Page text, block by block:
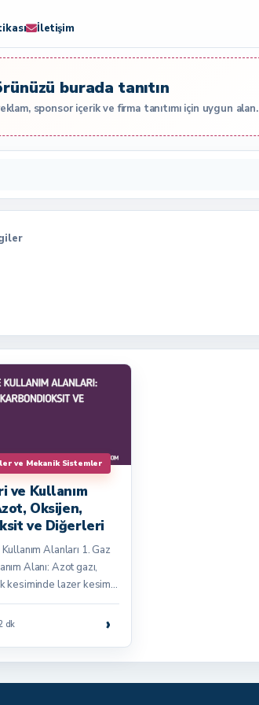
İletişim
burada tanıtın
sponsor içerik ve firma tanıtımı için uygun alan.
ve Mekanik Sistemler
ve Kullanım
Oksijen,
ve Diğerleri
Alanları 1. Gaz
Alanı: Azot gazı,
kesiminde lazer kesim…
dk ›